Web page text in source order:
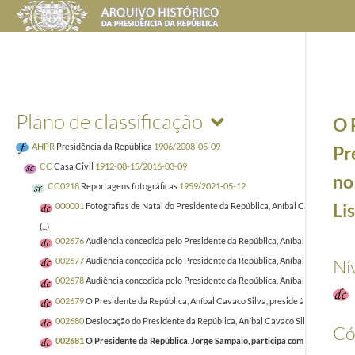
Plano de classificação
AHPR Presidência da República 1906/2008-05-09
CC Casa Civil 1912-08-15/2016-03-09
CC0218 Reportagens fotográficas 1959/2021-05-12
000001 Fotografias de Natal do Presidente da República, Aníbal Cavaco Silva
(...)
002676Audiência concedida pelo Presidente da República, Aníbal Cavaco
002677Audiência concedida pelo Presidente da República, Aníbal Cavaco
002678Audiência concedida pelo Presidente da República, Aníbal Cavaco
002679O Presidente da República, Aníbal Cavaco Silva, preside à reunião do
002680 Deslocação do Presidente da República, Aníbal Cavaco Silva, ao
002681 O Presidente da República, Jorge Sampaio, participa com o
O